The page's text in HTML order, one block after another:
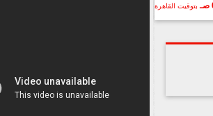
بتوقيت القاهرة